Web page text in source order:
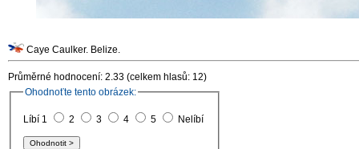
Caye Caulker. Belize.
Průměrné hodnocení: 2.33 (celkem hlasů: 12)
Ohodnoťte tento obrázek:
Líbí 1 2 3 4 5 Nelíbí